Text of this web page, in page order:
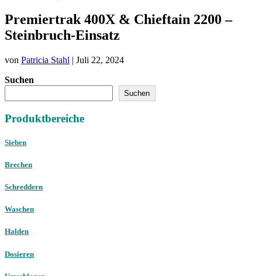
Premiertrak 400X & Chieftain 2200 –
Steinbruch-Einsatz
von Patricia Stahl | Juli 22, 2024
Suchen
Suchen
Produktbereiche
Sieben
Brechen
Schreddern
Waschen
Halden
Dosieren